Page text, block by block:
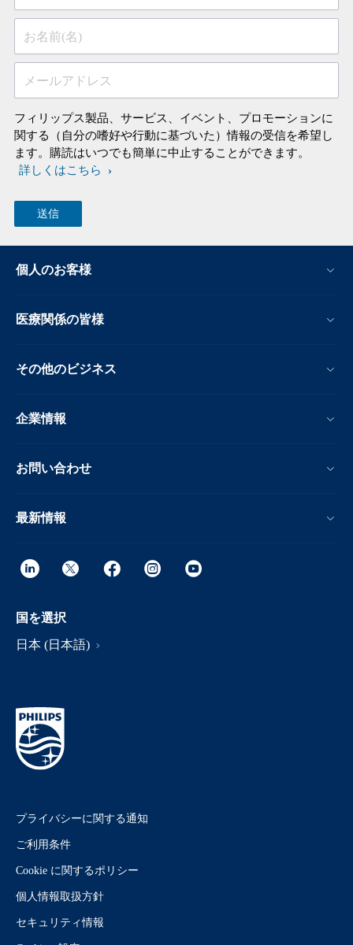
お名前(名)
メールアドレス
フィリップス製品、サービス、イベント、プロモーションに
関する（自分の嗜好や行動に基づいた）情報の受信を希望し
ます。購読はいつでも簡単に中止することができます。
詳しくはこちら
個人のお客様
医療関係の皆様
その他のビジネス
企業情報
お問い合わせ
最新情報
国を選択
日本 (日本語)
プライバシーに関する通知
ご利用条件
Cookie に関するポリシー
個人情報取扱方針
セキュリティ情報